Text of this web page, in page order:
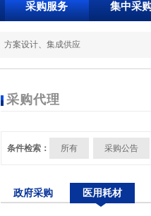
采购服务 集中采
方案设计、 集成供应
采购代理
条件检索： 所有 采购公告
政府采购 医用耗材